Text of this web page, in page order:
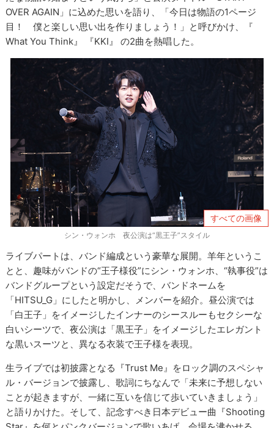
OVER AGAIN」に込めた思いを語り、「今日は物語の1ページ
目！​ ​僕と楽しい思い出を作りましょう！」と呼びかけ、​『​
What You Think​』 ​『KKI​』 の2曲を熱唱​した。
すべての画像
シン・ウォンホ 夜公演は“黒王子”スタイル
ライブパートは、バンド編成という豪華な展開。羊年というこ
とと、趣味がバンドの“王子様役”にシン・ウォンホ、“執事役”は
バンドグループという設定だそうで、バンドネームを
「HITSU_G」にしたと明かし、メンバーを紹介。昼公演では
「白王子」をイメージしたインナーのシースルーもセクシーな
白いシーツで、夜公演は「黒王子」をイメージしたエレガント
な黒いスーツと、異なる衣装で王子様を表現。
生ライブでは初披露となる『Trust Me』をロック調のスペシャ
ル・バージョンで披露し、歌詞にちなんで「未来に予想しない
ことが起きますが、一緒に互いを信じて歩いていきましょう」
と語りかけた。そして、記念すべき日本デビュー曲『Shooting